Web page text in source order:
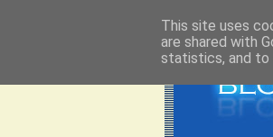
This site uses
are shared with
statistics, and to